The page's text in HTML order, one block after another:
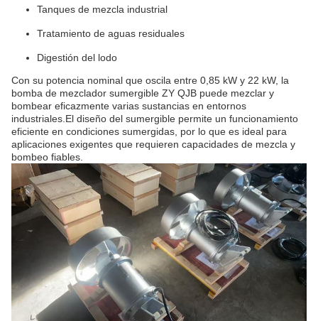
Tanques de mezcla industrial
Tratamiento de aguas residuales
Digestión del lodo
Con su potencia nominal que oscila entre 0,85 kW y 22 kW, la
bomba de mezclador sumergible ZY QJB puede mezclar y
bombear eficazmente varias sustancias en entornos
industriales.El diseño del sumergible permite un funcionamiento
eficiente en condiciones sumergidas, por lo que es ideal para
aplicaciones exigentes que requieren capacidades de mezcla y
bombeo fiables.